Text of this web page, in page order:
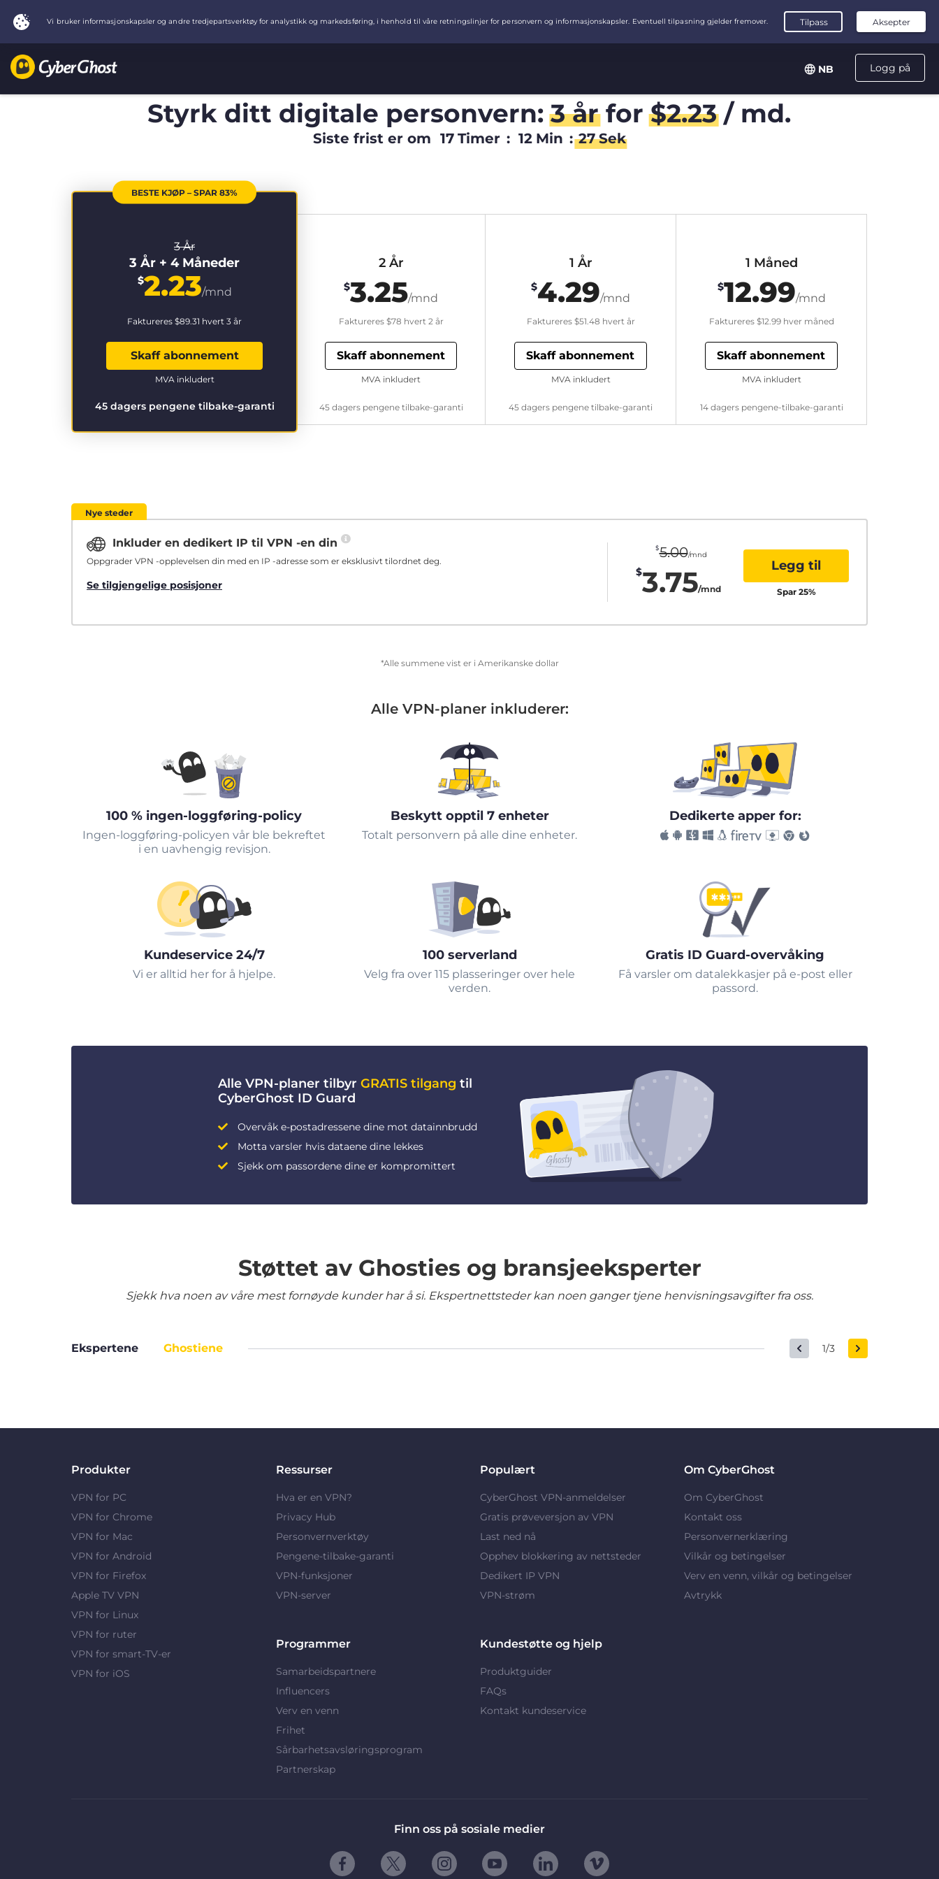
Logg på
NB
Styrk ditt digitale personvern:3 årfor$2.23/ md.
Siste frist er om 17 Timer : 12 Min : 26 Sek
BESTE KJØP – SPAR 83%
3 År
3 År + 4 Måneder
$2.23/mnd
Faktureres $89.31 hvert 3 år
Skaff abonnement
45 dagers pengene tilbake-garanti
MVA inkludert
2 År
$3.25/mnd
Faktureres $78 hvert 2 år
Skaff abonnement
45 dagers pengene tilbake-garanti
MVA inkludert
1 År
$4.29/mnd
Faktureres $51.48 hvert år
Skaff abonnement
45 dagers pengene tilbake-garanti
MVA inkludert
1 Måned
$12.99/mnd
Faktureres $12.99hver måned
Skaff abonnement
14 dagers pengene-tilbake-garanti
MVA inkludert
Nye steder
Inkluder en dedikert IP til VPN -en din
Oppgrader VPN -opplevelsen din med en IP -adresse som er eksklusivt tilordnet deg.
Se tilgjengelige posisjoner
$5.00/mnd
$3.75/mnd
Legg til
Spar 25%
*Alle summene vist er i Amerikanske dollar
Alle VPN-planer inkluderer:
100 % ingen-loggføring-policy
Ingen-loggføring-policyen vår ble bekreftet
i en uavhengig revisjon.
Beskytt opptil 7 enheter
Totalt personvern på alle dine enheter.
Dedikerte apper for:
Kundeservice 24/7
Vi er alltid her for å hjelpe.
100 serverland
Velg fra over 115 plasseringer over hele
verden.
Gratis ID Guard-overvåking
Få varsler om datalekkasjer på e-post eller
passord.
Alle VPN-planer tilbyr GRATIS tilgang til
CyberGhost ID Guard
Overvåk e-postadressene dine mot datainnbrudd
Motta varsler hvis dataene dine lekkes
Sjekk om passordene dine er kompromittert
Støttet av Ghosties og bransjeeksperter
Sjekk hva noen av våre mest fornøyde kunder har å si. Ekspertnettsteder kan noen ganger tjene henvisningsavgifter fra oss.
Ekspertene Ghostiene 1/3
Produkter
VPN for PC
VPN for Chrome
VPN for Mac
VPN for Android
VPN for Firefox
Apple TV VPN
VPN for Linux
VPN for ruter
VPN for smart-TV-er
VPN for iOS
Ressurser
Hva er en VPN?
Privacy Hub
Personvernverktøy
Pengene-tilbake-garanti
VPN-funksjoner
VPN-server
Populært
CyberGhost VPN-anmeldelser
Gratis prøveversjon av VPN
Last ned nå
Opphev blokkering av nettsteder
Dedikert IP VPN
VPN-strøm
Om CyberGhost
Om CyberGhost
Kontakt oss
Personvernerklæring
Vilkår og betingelser
Verv en venn, vilkår og betingelser
Avtrykk
Programmer
Samarbeidspartnere
Influencers
Verv en venn
Frihet
Sårbarhetsavsløringsprogram
Partnerskap
Kundestøtte og hjelp
Produktguider
FAQs
Kontakt kundeservice
Finn oss på sosiale medier